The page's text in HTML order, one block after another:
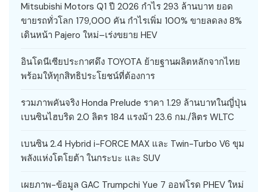
Mitsubishi Motors Q1 ปี 2026 กำไร 293 ล้านบาท ยอด
ขายรถทั่วโลก 179,000 คัน กำไรเพิ่ม 100% ขายลดลง 8%
เดินหน้า Pajero ใหม่–เร่งขยาย HEV
อินโดนีเซียประกาศดึง TOYOTA ย้ายฐานผลิตหลักจากไทย
พร้อมให้ทุกสิทธิประโยชน์ที่ต้องการ
รวมภาพคันจริง Honda Prelude ราคา 1.29 ล้านบาทในญี่ปุ่น
เบนซินไฮบริด 2.0 ลิตร 184 แรงม้า 23.6 กม./ลิตร WLTC
เบนซิน 2.4 Hybrid i-FORCE MAX และ Twin-Turbo V6 ขุม
พลังแห่งโตโยต้า ในกระบะ และ SUV
เผยภาพ-ข้อมูล GAC Trumpchi Yue 7 ออฟโรด PHEV ใหม่